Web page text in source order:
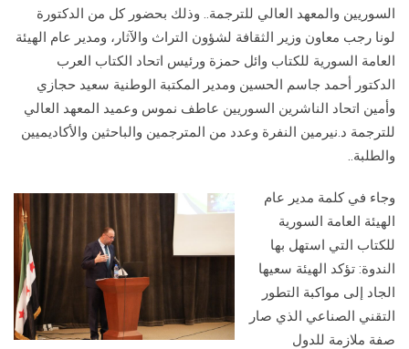
السوريين والمعهد العالي للترجمة.. وذلك بحضور كل من الدكتورة
لونا رجب معاون وزير الثقافة لشؤون التراث والآثار، ومدير عام الهيئة
العامة السورية للكتاب وائل حمزة ورئيس اتحاد الكتاب العرب
الدكتور أحمد جاسم الحسين ومدير المكتبة الوطنية سعيد حجازي
وأمين اتحاد الناشرين السوريين عاطف نموس وعميد المعهد العالي
للترجمة د.نيرمين النفرة وعدد من المترجمين والباحثين والأكاديميين
والطلبة..
وجاء في كلمة مدير عام
الهيئة العامة السورية
للكتاب التي استهل بها
الندوة: تؤكد الهيئة سعيها
الجاد إلى مواكبة التطور
التقني الصناعي الذي صار
صفة ملازمة للدول